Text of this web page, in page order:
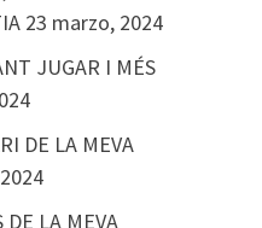
23 marzo, 2024
JUGAR I MÉS
DE LA MEVA
DE LA MEVA